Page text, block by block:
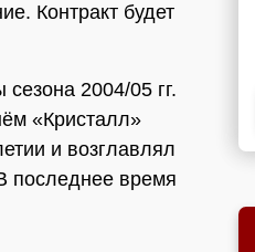
Контракт будет
2004/05 гг.
«Кристалл»
и возглавлял
последнее время